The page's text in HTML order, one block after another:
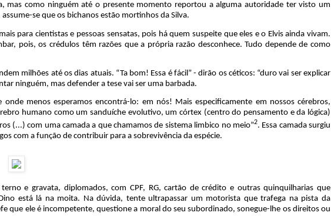
mas como ninguém até o presente momento reportou a alguma autoridade ter visto um
se que os bichanos estão mortinhos da Silva.
para cientistas e pessoas sensatas, pois há quem suspeite que eles e o Elvis ainda vivam.
pois, os crédulos têm razões que a própria razão desconhece. Tudo depende de como
milhões até os dias atuais. “Ta bom! Essa é fácil” - dirão os céticos: “duro vai ser explicar
ninguém, mas defender a tese vai ser uma barbada.
onde menos esperamos encontrá-lo: em nós! Mais especificamente em nossos cérebros,
humano como um sanduíche evolutivo, um córtex (centro do pensamento e da lógica)
(...) com uma camada a que chamamos de sistema limbico no meio”2. Essa camada surgiu
com a função de contribuir para a sobrevivência da espécie.
e gravata, diplomados, com CPF, RG, cartão de crédito e outras quinquilharias que
está lá na moita. Na dúvida, tente ultrapassar um motorista que trafega na pista da
que ele é incompetente, questione a moral do seu subordinado, sonegue-lhe os direitos ou